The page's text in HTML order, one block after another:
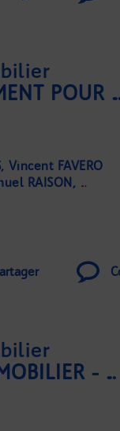
IMMOBILIER : EST-CE LE BON
Vincent FAVERO
RAISON Karine
LE GRAND RENDEZ-VOUS DE L'IMMOBILIER - JANVIER 2022